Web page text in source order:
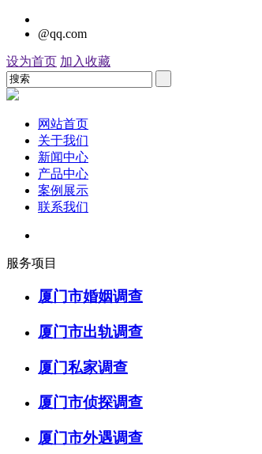
@qq.com
设为首页 加入收藏
网站首页
关于我们
新闻中心
产品中心
案例展示
联系我们
服务项目
厦门市婚姻调查
厦门市出轨调查
厦门私家调查
厦门市侦探调查
厦门市外遇调查